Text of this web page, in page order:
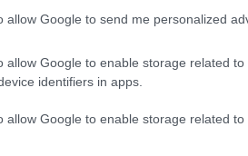
allow Google to send me personalized
allow Google to enable storage related
identifiers in apps.
allow Google to enable storage related
wird in erster Linie bei
die Krankheit zu entwickeln. Gut
und Spezifität aufweisen.
aus?